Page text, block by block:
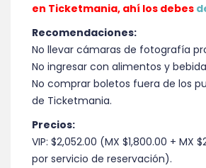
en Ticketmania, ahí los debes
Recomendaciones:
No llevar cámaras de fotografía
No ingresar con alimentos y
No comprar boletos fuera de los
de Ticketmania.
Precios:
VIP: $2,052.00 (MX $1,800.00 + MX
por servicio de reservación).